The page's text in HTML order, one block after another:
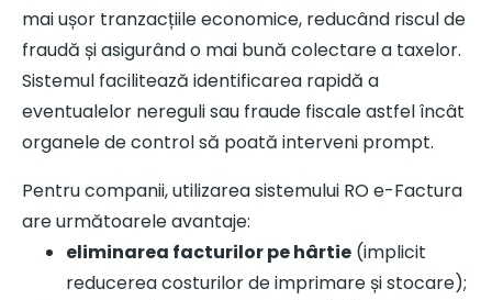
mai ușor tranzacțiile economice, reducând riscul de
fraudă și asigurând o mai bună colectare a taxelor.
Sistemul facilitează identificarea rapidă a
eventualelor nereguli sau fraude fiscale astfel încât
organele de control să poată interveni prompt.
Pentru companii, utilizarea sistemului RO e-Factura
are următoarele avantaje:
eliminarea facturilor pe hârtie (implicit
reducerea costurilor de imprimare și stocare);